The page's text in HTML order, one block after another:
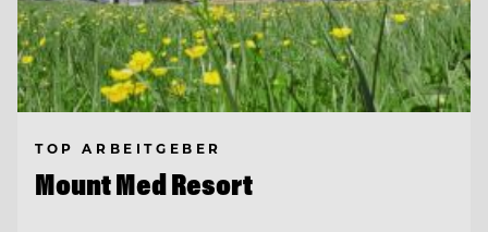
TOP ARBEITGEBER
Mount Med Resort